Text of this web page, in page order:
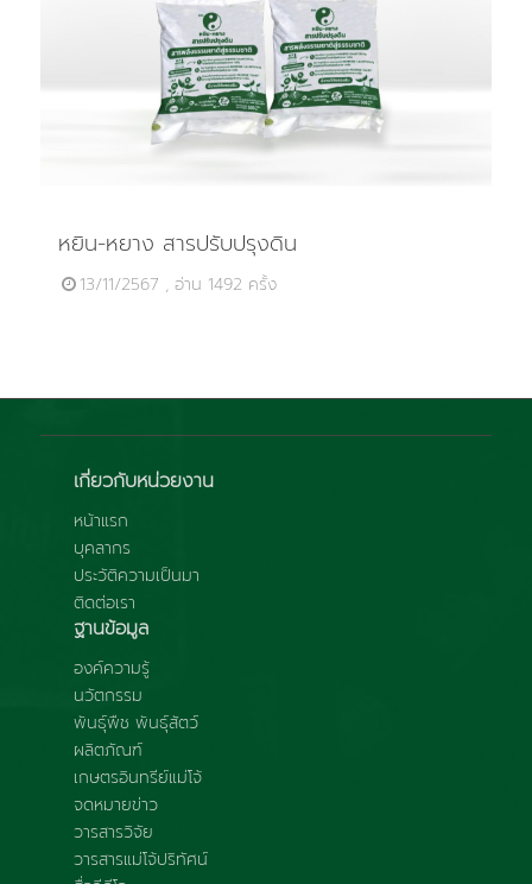
หยิน-หยาง สารปรับปรุงดิน
13/11/2567 , อ่าน 1492 ครั้ง
เกี่ยวกับหน่วยงาน
หน้าแรก
บุคลากร
ประวัติความเป็นมา
ติดต่อเรา
ฐานข้อมูล
องค์ความรู้
นวัตกรรม
พันธุ์พืช พันธุ์สัตว์
ผลิตภัณฑ์
เกษตรอินทรีย์แม่โจ้
จดหมายข่าว
วารสารวิจัย
วารสารแม่โจ้ปริทัศน์